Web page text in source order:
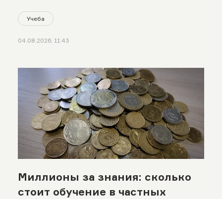
Учеба
04.08.2026, 11:43
Миллионы за знания: сколько
стоит обучение в частных